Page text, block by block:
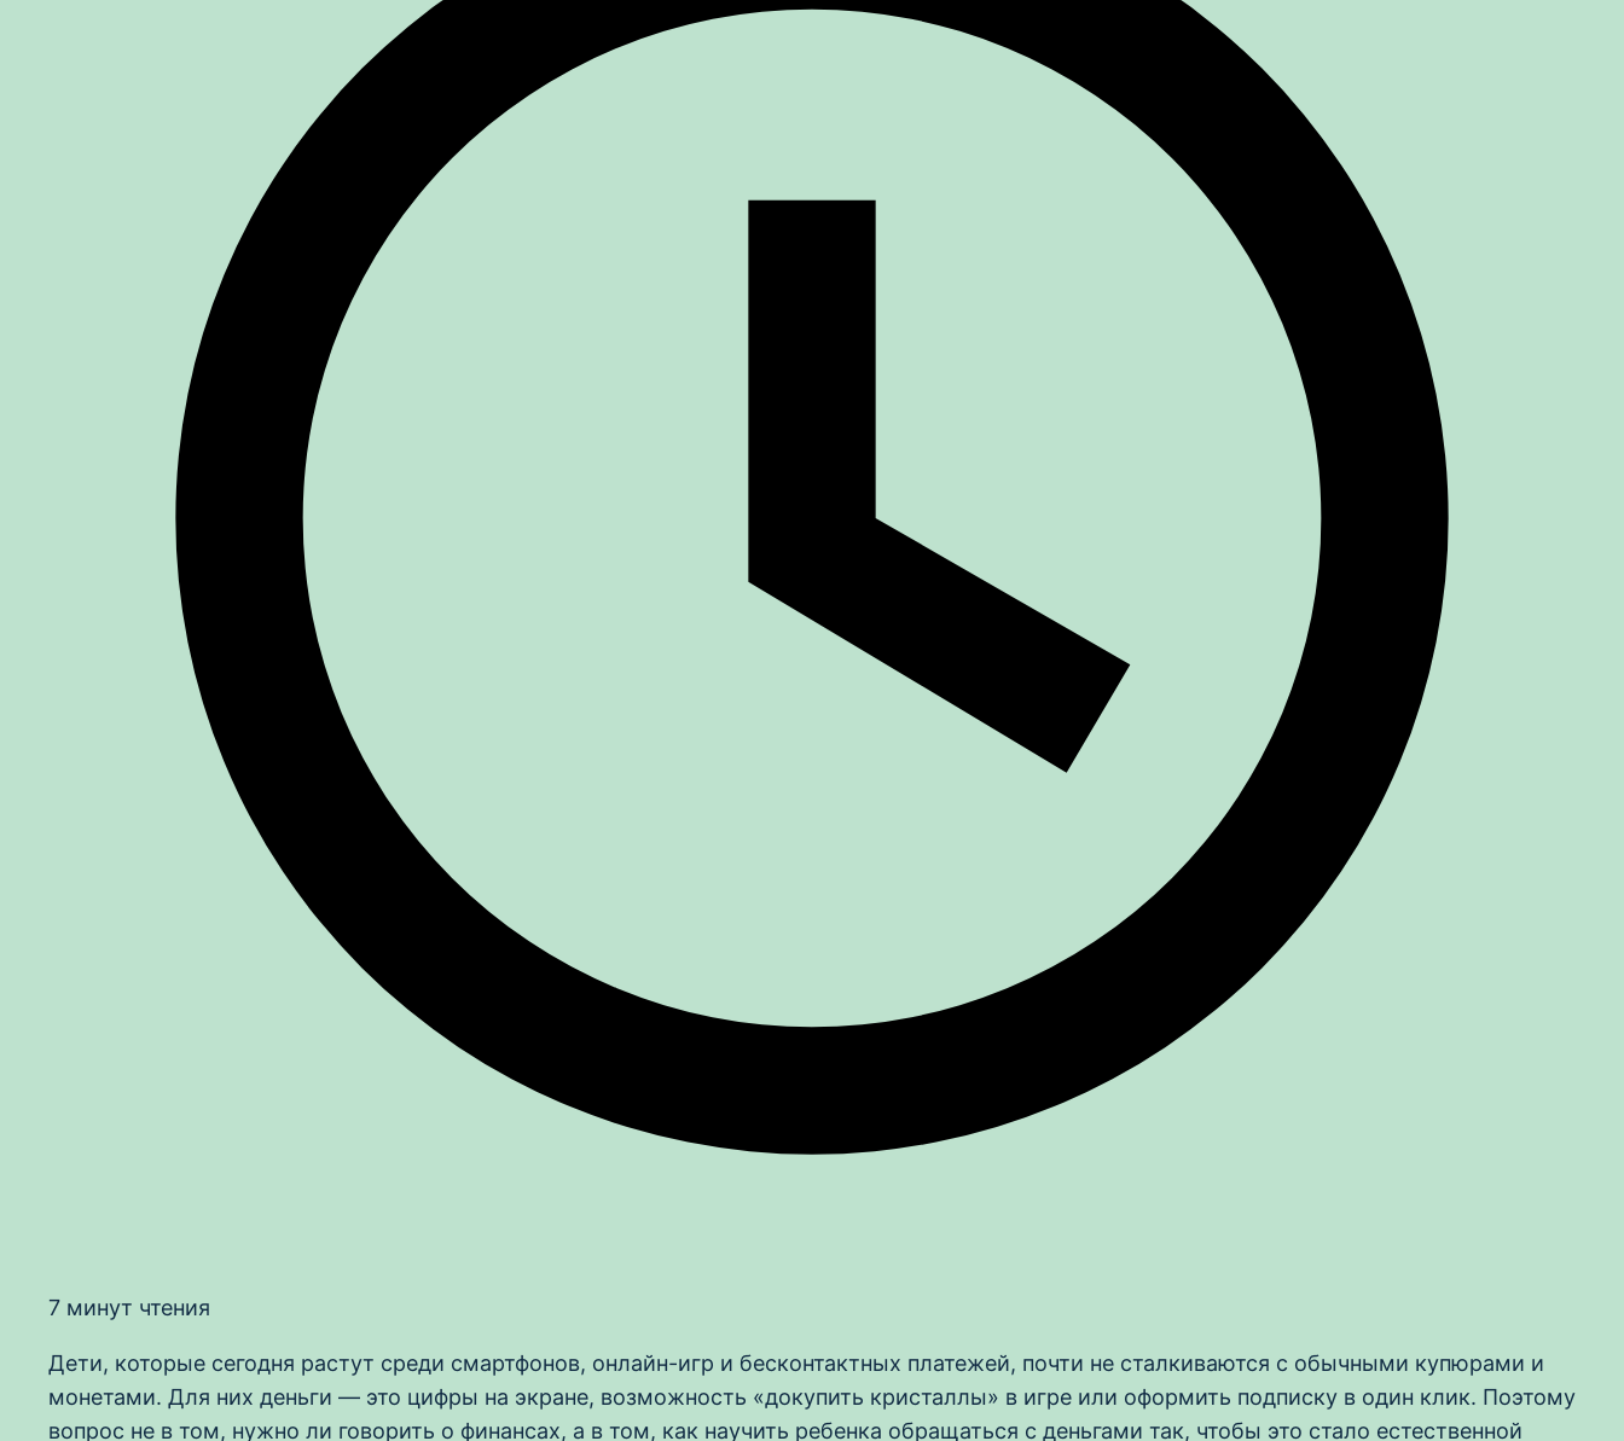
7 минут чтения
Дети, которые сегодня растут среди смартфонов, онлайн-игр и бесконтактных платежей, почти не сталкиваются с обычными купюрами и
монетами. Для них деньги — это цифры на экране, возможность «докупить кристаллы» в игре или оформить подписку в один клик. Поэтому
вопрос не в том, нужно ли говорить о финансах, а в том, как научить ребенка обращаться с деньгами так, чтобы это стало естественной